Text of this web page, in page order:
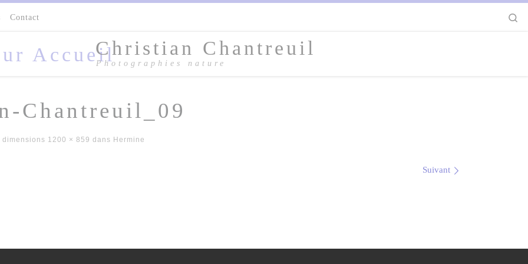
Contact
Christian Chantreuil
Photographies nature
Chantreuil_09
dimensions 1200 × 859 dans Hermine
Suivant